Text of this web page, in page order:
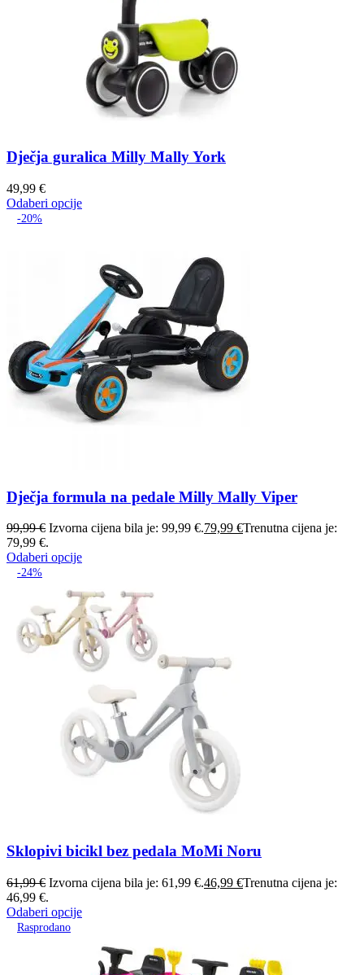
Dječja guralica Milly Mally York
49,99 €
Odaberi opcije
-20%
Dječja formula na pedale Milly Mally Viper
99,99€ Izvorna cijena bila je: 99,99 €.79,99 €Trenutna cijena je:
79,99 €.
Odaberi opcije
-24%
Sklopivi bicikl bez pedala MoMi Noru
61,99€ Izvorna cijena bila je: 61,99 €.46,99 €Trenutna cijena je:
46,99 €.
Odaberi opcije
Rasprodano